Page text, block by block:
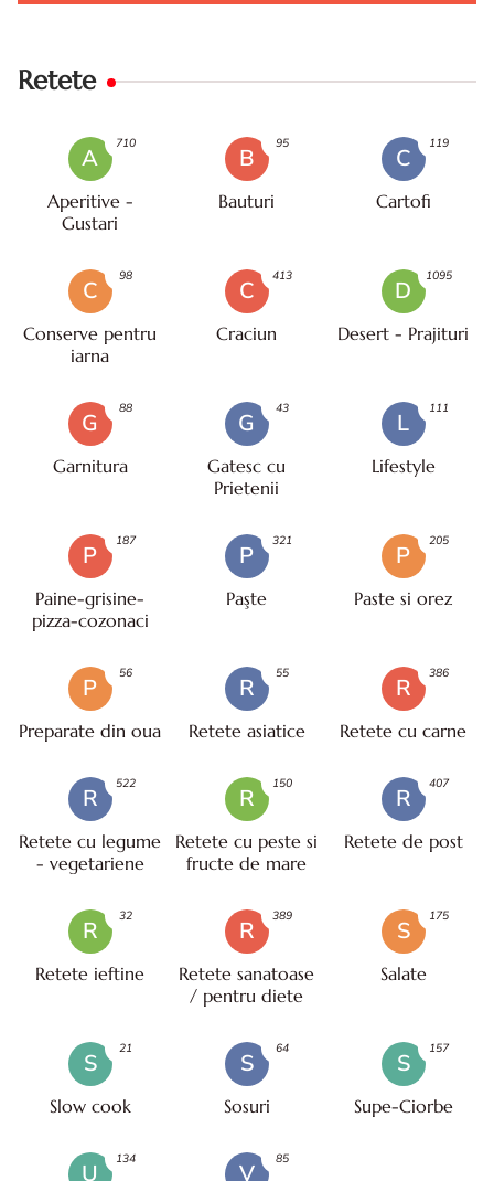
Retete
A
Aperitive -
Gustari
710
B
Bauturi
95
C
Cartofi
119
C
Conserve pentru
iarna
98
C
Craciun
413
D
Desert - Prajituri
1095
G
Garnitura
88
G
Gatesc cu
Prietenii
43
L
Lifestyle
111
P
Paine-grisine-
pizza-cozonaci
187
P
Paşte
321
P
Paste si orez
205
P
Preparate din oua
56
R
Retete asiatice
55
R
Retete cu carne
386
R
Retete cu legume
- vegetariene
522
R
Retete cu peste si
fructe de mare
150
R
Retete de post
407
R
Retete ieftine
32
R
Retete sanatoase
/ pentru diete
389
S
Salate
175
S
Slow cook
21
S
Sosuri
64
S
Supe-Ciorbe
157
U
134
V
85